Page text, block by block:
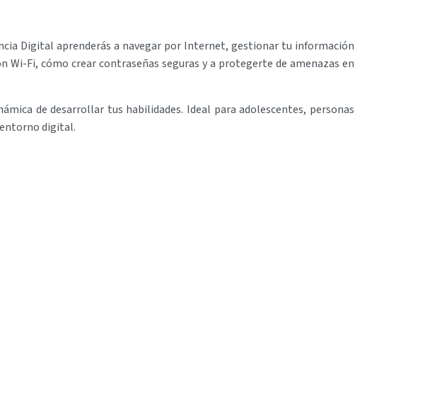
Digital aprenderás a navegar por Internet, gestionar tu información
Fi, cómo crear contraseñas seguras y a protegerte de amenazas en
de desarrollar tus habilidades. Ideal para adolescentes, personas
entorno digital.